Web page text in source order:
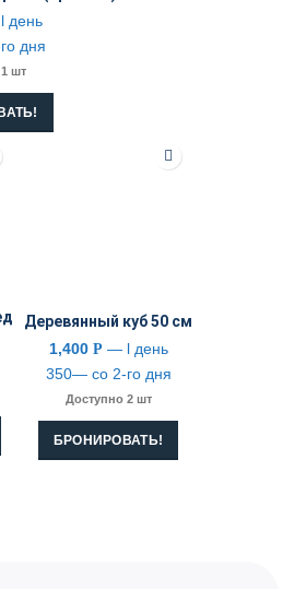
день
дня
шт
Деревянный куб 50 см
1,400 Р — l день
350— со 2-го дня
Доступно 2 шт
БРОНИРОВАТЬ!